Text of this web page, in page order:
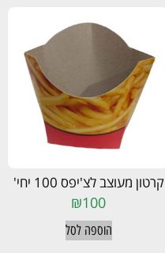
קרטון מעוצב לצ'יפס 100 יחי'
₪100
הוספה לסל